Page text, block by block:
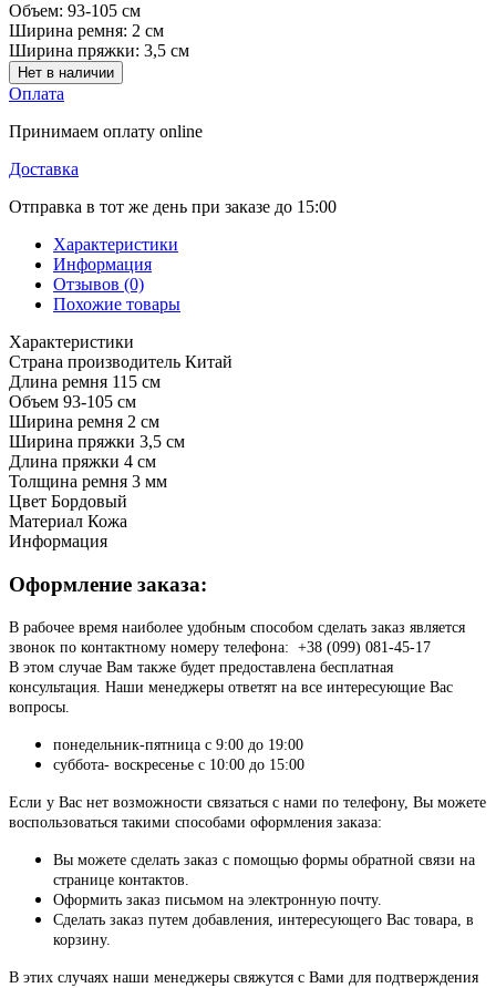
Объем: 93-105 см
Ширина ремня: 2 см
Ширина пряжки: 3,5 см
Нет в наличии
Оплата
Принимаем оплату online
Доставка
Отправка в тот же день при заказе до 15:00
Характеристики
Информация
Отзывов (0)
Похожие товары
Характеристики
Страна производитель Китай
Длина ремня 115 см
Объем 93-105 см
Ширина ремня 2 см
Ширина пряжки 3,5 см
Длина пряжки 4 см
Толщина ремня 3 мм
Цвет Бордовый
Материал Кожа
Информация
Оформление заказа:
В рабочее время наиболее удобным способом сделать заказ является
звонок по контактному номеру телефона: +38 (099) 081-45-17
В этом случае Вам также будет предоставлена бесплатная
консультация. Наши менеджеры ответят на все интересующие Вас
вопросы.
понедельник-пятница с 9:00 до 19:00
суббота- воскресенье с 10:00 до 15:00
Если у Вас нет возможности связаться с нами по телефону, Вы можете
воспользоваться такими способами оформления заказа:
Вы можете сделать заказ с помощью формы обратной связи на
странице контактов.
Оформить заказ письмом на электронную почту.
Сделать заказ путем добавления, интересующего Вас товара, в
корзину.
В этих случаях наши менеджеры свяжутся с Вами для подтверждения